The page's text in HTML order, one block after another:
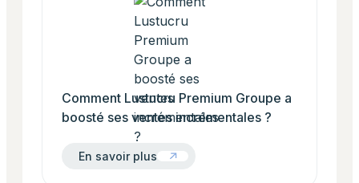
Comment Lustucru Premium Groupe a
boosté ses ventes incrémentales ?
En savoir plus
En savoir plus